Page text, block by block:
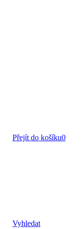
Přejít do košíku0
Vyhledat